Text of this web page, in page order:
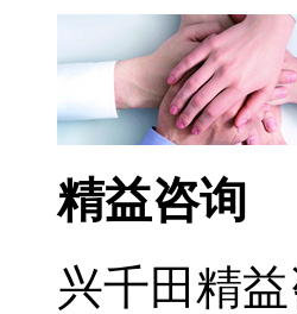
精益咨询
兴千田精